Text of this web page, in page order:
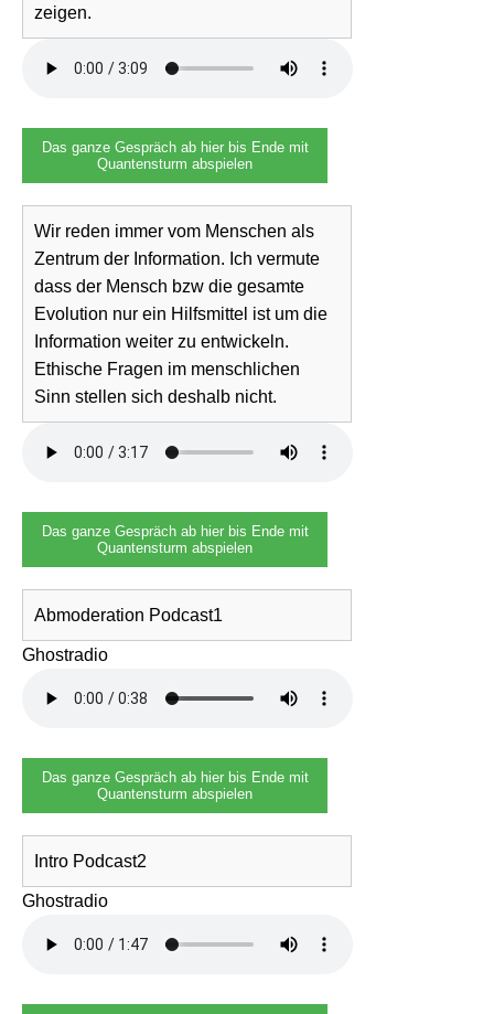
zeigen.
Das ganze Gespräch ab hier bis Ende mit
Quantensturm abspielen
Wir reden immer vom Menschen als
Zentrum der Information. Ich vermute
dass der Mensch bzw die gesamte
Evolution nur ein Hilfsmittel ist um die
Information weiter zu entwickeln.
Ethische Fragen im menschlichen
Sinn stellen sich deshalb nicht.
Das ganze Gespräch ab hier bis Ende mit
Quantensturm abspielen
Abmoderation Podcast1
Ghostradio
Das ganze Gespräch ab hier bis Ende mit
Quantensturm abspielen
Intro Podcast2
Ghostradio